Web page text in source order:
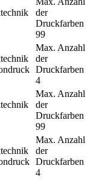
der
Druckfarben
99
Max. Anzahl
der
Druckfarben
4
Max. Anzahl
der
Druckfarben
99
Max. Anzahl
der
Druckfarben
4